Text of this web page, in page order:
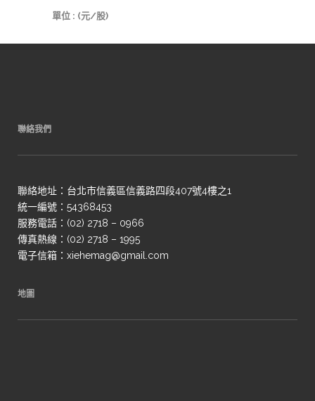
單位 : (元/股)
聯絡我們
聯絡地址：台北市信義區信義路四段407號4樓之1
統一編號：54368453
服務電話：(02) 2718 – 0966
傳真熱線：(02) 2718 – 1995
電子信箱：xiehemag@gmail.com
地圖